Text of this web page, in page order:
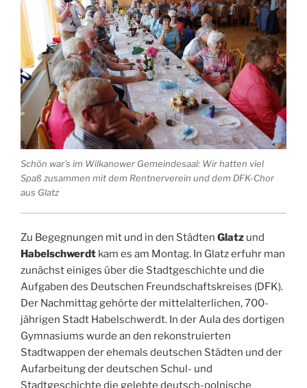
Schön war’s im Wilkanower Gemeindesaal: Wir hatten viel
Spaß zusammen mit dem Rentnerverein und dem DFK-Chor
aus Glatz
Zu Begegnungen mit und in den Städten Glatz und
Habelschwerdt kam es am Montag. In Glatz erfuhr man
zunächst einiges über die Stadtgeschichte und die
Aufgaben des Deutschen Freundschaftskreises (DFK).
Der Nachmittag gehörte der mittelalterlichen, 700-
jährigen Stadt Habelschwerdt. In der Aula des dortigen
Gymnasiums wurde an den rekonstruierten
Stadtwappen der ehemals deutschen Städten und der
Aufarbeitung der deutschen Schul- und
Stadtgeschichte die gelebte deutsch-polnische